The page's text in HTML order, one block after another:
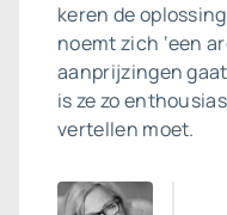
keren de
noemt zich ‘een
aanprijzingen
is ze zo
vertellen moet.